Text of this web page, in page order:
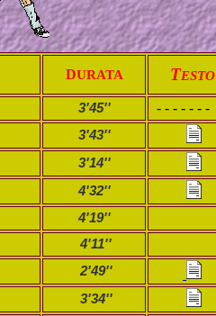
DURATA TESTO
3'45'' - - - - - - -
3'43''
3'14''
4'32''
4'19''
4'11''
2'49''
3'34''